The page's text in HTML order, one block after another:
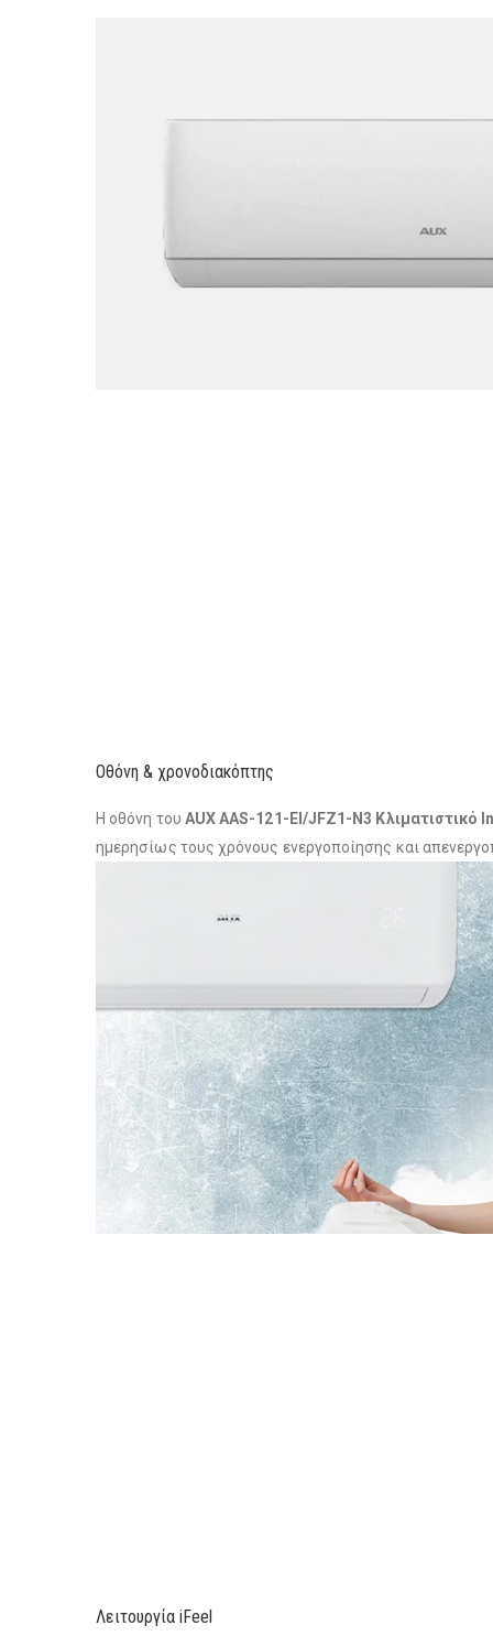
Οθόνη & χρονοδιακόπτης
Η οθόνη του AUX AAS-121-EI/JFZ1-N3 Κλιματιστικό
ημερησίως τους χρόνους ενεργοποίησης και
Λειτουργία iFeel